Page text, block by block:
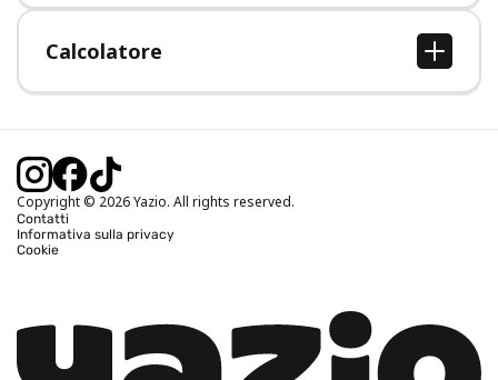
Centro assistenza
Calcolatore
Calcolo BMI (IMC)
Calcolo peso ideale
Calcolo calorie bruciate
Copyright © 2026 Yazio. All rights reserved.
Contatti
Informativa sulla privacy
Cookie